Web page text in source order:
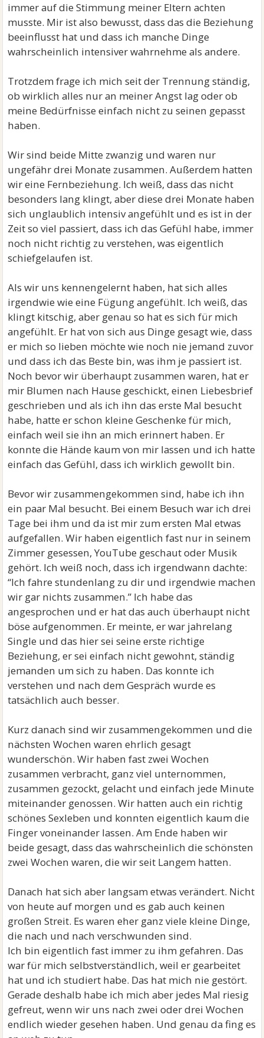
immer auf die Stimmung meiner Eltern achten
musste. Mir ist also bewusst, dass das die Beziehung
beeinflusst hat und dass ich manche Dinge
wahrscheinlich intensiver wahrnehme als andere.
Trotzdem frage ich mich seit der Trennung ständig,
ob wirklich alles nur an meiner Angst lag oder ob
meine Bedürfnisse einfach nicht zu seinen gepasst
haben.
Wir sind beide Mitte zwanzig und waren nur
ungefähr drei Monate zusammen. Außerdem hatten
wir eine Fernbeziehung. Ich weiß, dass das nicht
besonders lang klingt, aber diese drei Monate haben
sich unglaublich intensiv angefühlt und es ist in der
Zeit so viel passiert, dass ich das Gefühl habe, immer
noch nicht richtig zu verstehen, was eigentlich
schiefgelaufen ist.
Als wir uns kennengelernt haben, hat sich alles
irgendwie wie eine Fügung angefühlt. Ich weiß, das
klingt kitschig, aber genau so hat es sich für mich
angefühlt. Er hat von sich aus Dinge gesagt wie, dass
er mich so lieben möchte wie noch nie jemand zuvor
und dass ich das Beste bin, was ihm je passiert ist.
Noch bevor wir überhaupt zusammen waren, hat er
mir Blumen nach Hause geschickt, einen Liebesbrief
geschrieben und als ich ihn das erste Mal besucht
habe, hatte er schon kleine Geschenke für mich,
einfach weil sie ihn an mich erinnert haben. Er
konnte die Hände kaum von mir lassen und ich hatte
einfach das Gefühl, dass ich wirklich gewollt bin.
Bevor wir zusammengekommen sind, habe ich ihn
ein paar Mal besucht. Bei einem Besuch war ich drei
Tage bei ihm und da ist mir zum ersten Mal etwas
aufgefallen. Wir haben eigentlich fast nur in seinem
Zimmer gesessen, YouTube geschaut oder Musik
gehört. Ich weiß noch, dass ich irgendwann dachte:
“Ich fahre stundenlang zu dir und irgendwie machen
wir gar nichts zusammen.” Ich habe das
angesprochen und er hat das auch überhaupt nicht
böse aufgenommen. Er meinte, er war jahrelang
Single und das hier sei seine erste richtige
Beziehung, er sei einfach nicht gewohnt, ständig
jemanden um sich zu haben. Das konnte ich
verstehen und nach dem Gespräch wurde es
tatsächlich auch besser.
Kurz danach sind wir zusammengekommen und die
nächsten Wochen waren ehrlich gesagt
wunderschön. Wir haben fast zwei Wochen
zusammen verbracht, ganz viel unternommen,
zusammen gezockt, gelacht und einfach jede Minute
miteinander genossen. Wir hatten auch ein richtig
schönes Sexleben und konnten eigentlich kaum die
Finger voneinander lassen. Am Ende haben wir
beide gesagt, dass das wahrscheinlich die schönsten
zwei Wochen waren, die wir seit Langem hatten.
Danach hat sich aber langsam etwas verändert. Nicht
von heute auf morgen und es gab auch keinen
großen Streit. Es waren eher ganz viele kleine Dinge,
die nach und nach verschwunden sind.
Ich bin eigentlich fast immer zu ihm gefahren. Das
war für mich selbstverständlich, weil er gearbeitet
hat und ich studiert habe. Das hat mich nie gestört.
Gerade deshalb habe ich mich aber jedes Mal riesig
gefreut, wenn wir uns nach zwei oder drei Wochen
endlich wieder gesehen haben. Und genau da fing es